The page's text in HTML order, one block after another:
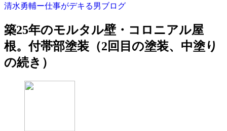
清水勇輔ー仕事がデキる男ブログ
築25年のモルタル壁・コロニアル屋
根。付帯部塗装（2回目の塗装、中塗り
の続き）